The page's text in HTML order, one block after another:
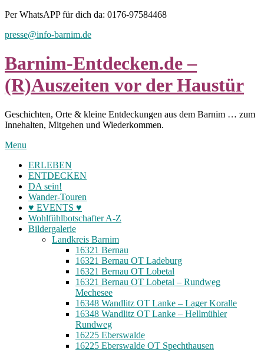
Skip
content
Per WhatsAPP für dich da: 0176-97584468
presse@info-barnim.de
Barnim-Entdecken.de –
(R)Auszeiten vor der Haustür
Geschichten, Orte & kleine Entdeckungen aus dem Barnim … zum
Innehalten, Mitgehen und Wiederkommen.
Menu
ERLEBEN
ENTDECKEN
DA sein!
Wander-Touren
♥ EVENTS ♥
Wohlfühlbotschafter A-Z
Bildergalerie
Landkreis Barnim
16321 Bernau
16321 Bernau OT Ladeburg
16321 Bernau OT Lobetal
16321 Bernau OT Lobetal – Rundweg
Mechesee
16348 Wandlitz OT Lanke – Lager Koralle
16348 Wandlitz OT Lanke – Hellmühler
Rundweg
16225 Eberswalde
16225 Eberswalde OT Spechthausen